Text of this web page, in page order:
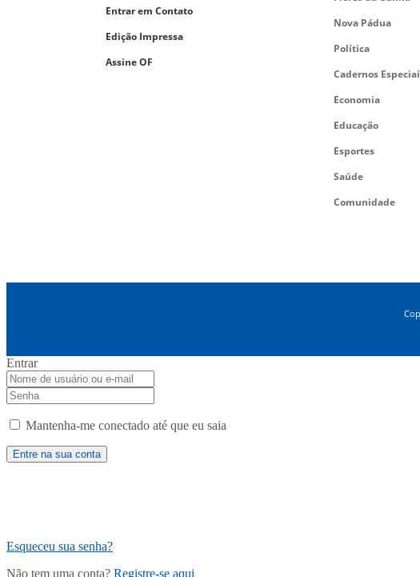
Entrar em Contato
Edição Impressa
Assine OF
Nova Pádua
Política
Cadernos
Economia
Educação
Esportes
Saúde
Comunidade
Entrar
Mantenha-me conectado até que eu saia
Esqueceu sua senha?
Não tem uma conta? Registre-se aqui